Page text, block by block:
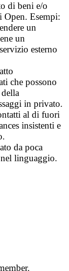
di beni e/o
Open. Esempi:
un
un
esterno
che possono
in privato.
al di fuori
insistenti e
da poca
linguaggio.